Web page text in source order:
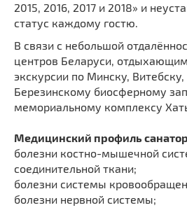
2015, 2016, 2017 и 2018» и
статус каждому гостю.
В связи с небольшой
центров Беларуси,
экскурсии по Минску,
Березинскому биосферному
мемориальному комплексу
Медицинский профиль
болезни костно-мышечной
соединительной ткани;
болезни системы
болезни нервной системы;